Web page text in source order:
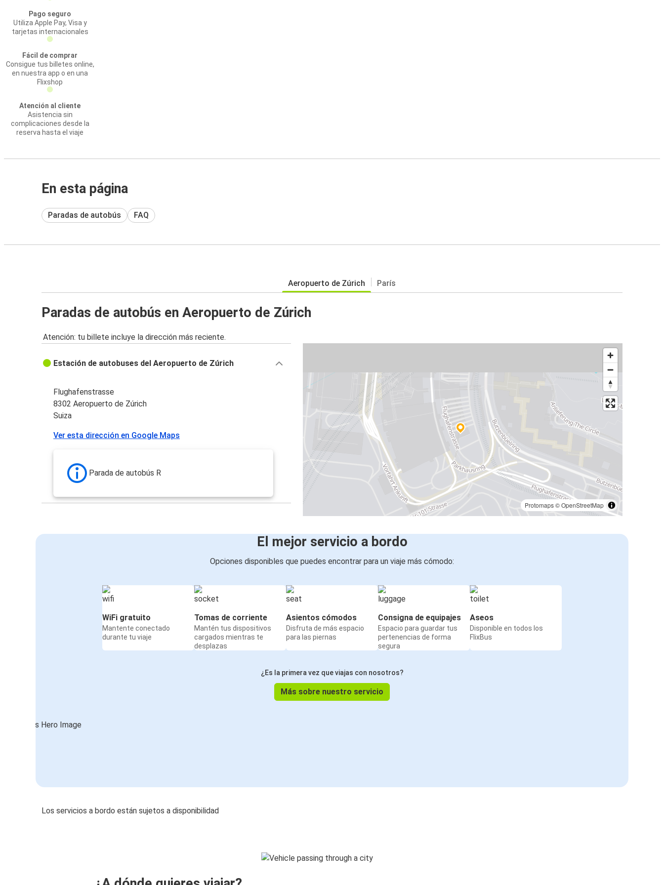
Pago seguro
Utiliza Apple Pay, Visa y
tarjetas internacionales
Fácil de comprar
Consigue tus billetes online,
en nuestra app o en una
Flixshop
Atención al cliente
Asistencia sin
complicaciones desde la
reserva hasta el viaje
En esta página
Paradas de autobús FAQ
Aeropuerto de Zúrich París
Paradas de autobús en Aeropuerto de Zúrich
Atención: tu billete incluye la dirección más reciente.
Protomaps©OpenStreetMap
Estación de autobuses del Aeropuerto de Zúrich
Flughafenstrasse
8302 Aeropuerto de Zúrich
Suiza
Ver esta dirección en Google Maps
Parada de autobús R
El mejor servicio a bordo
Opciones disponibles que puedes encontrar para un viaje más cómodo:
WiFi gratuito
Mantente conectado
durante tu viaje
Tomas de corriente
Mantén tus dispositivos
cargados mientras te
desplazas
Asientos cómodos
Disfruta de más espacio
para las piernas
Consigna de equipajes
Espacio para guardar tus
pertenencias de forma
segura
Aseos
Disponible en todos los
FlixBus
¿Es la primera vez que viajas con nosotros?
Más sobre nuestro servicio
Los servicios a bordo están sujetos a disponibilidad